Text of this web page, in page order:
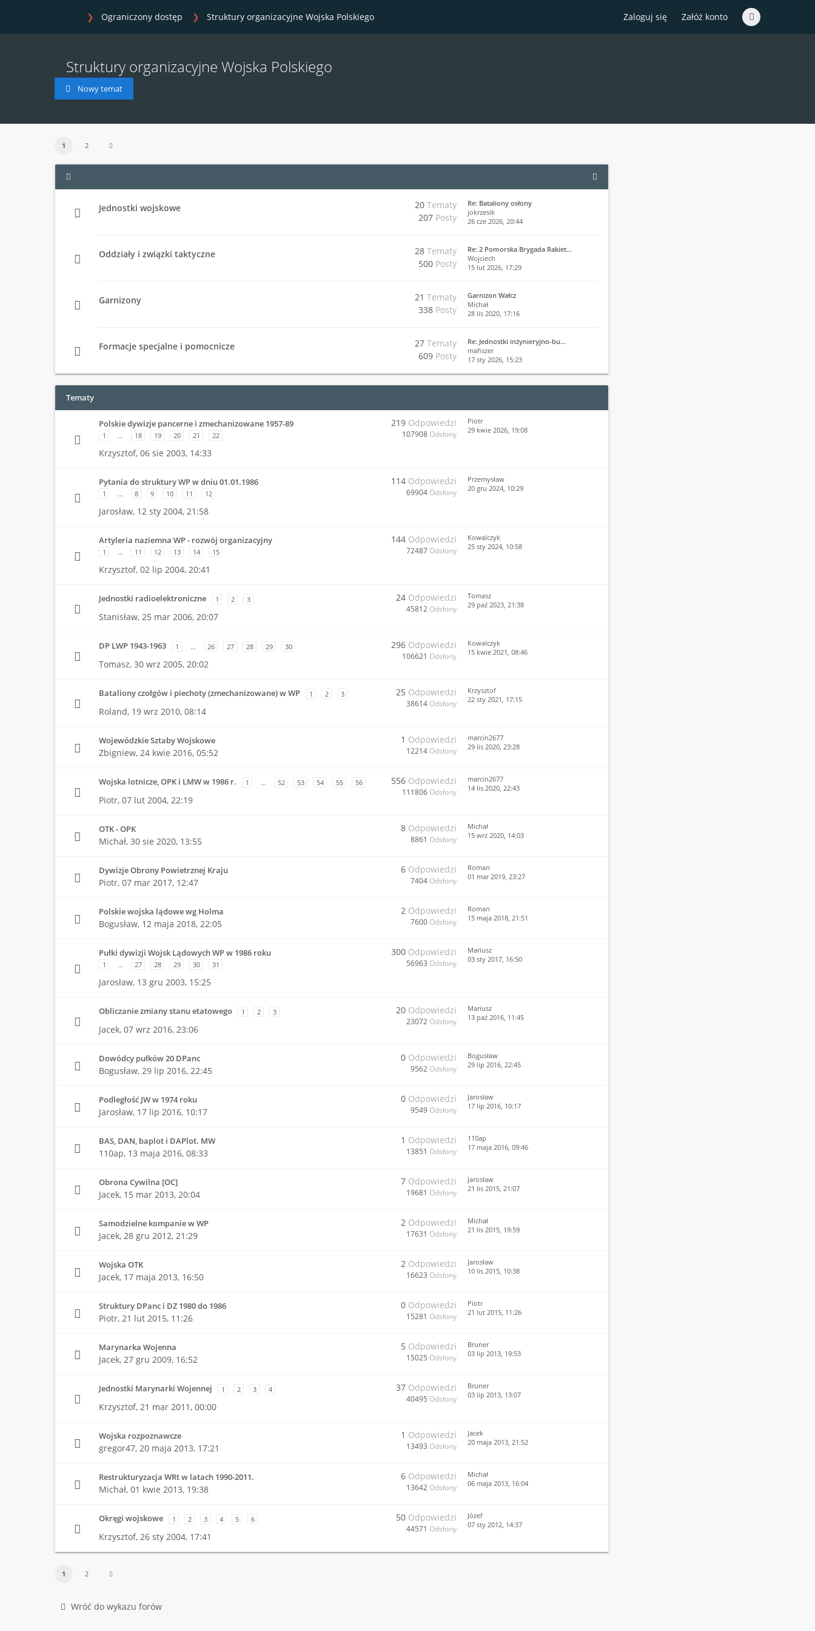
Zaloguj się Załóż konto
Ograniczony dostęp Struktury organizacyjne Wojska Polskiego
Struktury organizacyjne Wojska Polskiego
Nowy temat
1 2
Jednostki wojskowe 20 Tematy
207 Posty
Re: Bataliony osłony
jokrzesik
26 cze 2026, 20:44
Oddziały i związki taktyczne 28 Tematy
500 Posty
Re: 2 Pomorska Brygada Rakiet…
Wojciech
15 lut 2026, 17:29
Garnizony 21 Tematy
338 Posty
Garnizon Wałcz
Michał
28 lis 2020, 17:16
Formacje specjalne i pomocnicze 27 Tematy
609 Posty
Re: Jednostki inżynieryjno-bu…
mafiszer
17 sty 2026, 15:23
Tematy
Polskie dywizje pancerne i zmechanizowane 1957-89
1 … 18 19 20 21 22
Krzysztof, 06 sie 2003, 14:33
219 Odpowiedzi
107908 Odsłony
Piotr
29 kwie 2026, 19:08
Pytania do struktury WP w dniu 01.01.1986
1 … 8 9 10 11 12
Jarosław, 12 sty 2004, 21:58
114 Odpowiedzi
69904 Odsłony
Przemysław
20 gru 2024, 10:29
Artyleria naziemna WP - rozwój organizacyjny
1 … 11 12 13 14 15
Krzysztof, 02 lip 2004, 20:41
144 Odpowiedzi
72487 Odsłony
Kowalczyk
25 sty 2024, 10:58
Jednostki radioelektroniczne 1 2 3
Stanisław, 25 mar 2006, 20:07
24 Odpowiedzi
45812 Odsłony
Tomasz
29 paź 2023, 21:38
DP LWP 1943-1963 1 … 26 27 28 29 30
Tomasz, 30 wrz 2005, 20:02
296 Odpowiedzi
106621 Odsłony
Kowalczyk
15 kwie 2021, 08:46
Bataliony czołgów i piechoty (zmechanizowane) w WP 1 2 3
Roland, 19 wrz 2010, 08:14
25 Odpowiedzi
38614 Odsłony
Krzysztof
22 sty 2021, 17:15
Wojewódzkie Sztaby Wojskowe
Zbigniew, 24 kwie 2016, 05:52
1 Odpowiedzi
12214 Odsłony
marcin2677
29 lis 2020, 23:28
Wojska lotnicze, OPK i LMW w 1986 r. 1 … 52 53 54 55 56
Piotr, 07 lut 2004, 22:19
556 Odpowiedzi
111806 Odsłony
marcin2677
14 lis 2020, 22:43
OTK - OPK
Michał, 30 sie 2020, 13:55
8 Odpowiedzi
8861 Odsłony
Michał
15 wrz 2020, 14:03
Dywizje Obrony Powietrznej Kraju
Piotr, 07 mar 2017, 12:47
6 Odpowiedzi
7404 Odsłony
Roman
01 mar 2019, 23:27
Polskie wojska lądowe wg Holma
Bogusław, 12 maja 2018, 22:05
2 Odpowiedzi
7600 Odsłony
Roman
15 maja 2018, 21:51
Pułki dywizji Wojsk Lądowych WP w 1986 roku
1 … 27 28 29 30 31
Jarosław, 13 gru 2003, 15:25
300 Odpowiedzi
56963 Odsłony
Mariusz
03 sty 2017, 16:50
Obliczanie zmiany stanu etatowego 1 2 3
Jacek, 07 wrz 2016, 23:06
20 Odpowiedzi
23072 Odsłony
Mariusz
13 paź 2016, 11:45
Dowódcy pułków 20 DPanc
Bogusław, 29 lip 2016, 22:45
0 Odpowiedzi
9562 Odsłony
Bogusław
29 lip 2016, 22:45
Podległość JW w 1974 roku
Jarosław, 17 lip 2016, 10:17
0 Odpowiedzi
9549 Odsłony
Jarosław
17 lip 2016, 10:17
BAS, DAN, baplot i DAPlot. MW
110ap, 13 maja 2016, 08:33
1 Odpowiedzi
13851 Odsłony
110ap
17 maja 2016, 09:46
Obrona Cywilna [OC]
Jacek, 15 mar 2013, 20:04
7 Odpowiedzi
19681 Odsłony
Jarosław
21 lis 2015, 21:07
Samodzielne kompanie w WP
Jacek, 28 gru 2012, 21:29
2 Odpowiedzi
17631 Odsłony
Michał
21 lis 2015, 19:59
Wojska OTK
Jacek, 17 maja 2013, 16:50
2 Odpowiedzi
16623 Odsłony
Jarosław
10 lis 2015, 10:38
Struktury DPanc i DZ 1980 do 1986
Piotr, 21 lut 2015, 11:26
0 Odpowiedzi
15281 Odsłony
Piotr
21 lut 2015, 11:26
Marynarka Wojenna
Jacek, 27 gru 2009, 16:52
5 Odpowiedzi
15025 Odsłony
Bruner
03 lip 2013, 19:53
Jednostki Marynarki Wojennej 1 2 3 4
Krzysztof, 21 mar 2011, 00:00
37 Odpowiedzi
40495 Odsłony
Bruner
03 lip 2013, 13:07
Wojska rozpoznawcze
gregor47, 20 maja 2013, 17:21
1 Odpowiedzi
13493 Odsłony
Jacek
20 maja 2013, 21:52
Restrukturyzacja WRt w latach 1990-2011.
Michał, 01 kwie 2013, 19:38
6 Odpowiedzi
13642 Odsłony
Michał
06 maja 2013, 16:04
Okręgi wojskowe 1 2 3 4 5 6
Krzysztof, 26 sty 2004, 17:41
50 Odpowiedzi
44571 Odsłony
Józef
07 sty 2012, 14:37
1 2
Wróć do wykazu forów